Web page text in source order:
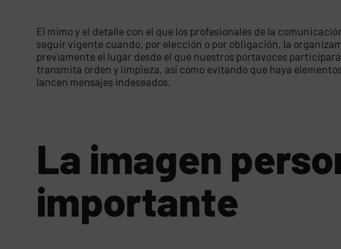
El mimo y el detalle con el que los profesionales de la
seguir vigente cuando, por elección o por obligación, la
previamente el lugar desde el que nuestros portavoces
transmita orden y limpieza, así como evitando que haya
lancen mensajes indeseados.
La imagen
importante